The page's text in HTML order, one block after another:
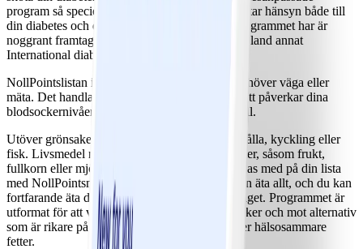
program så speciellt är vår NollPointslista, som tar hänsyn både till
din diabetes och dina unika kostpreferenser. Programmet har är
noggrant framtaget för diabetiker och stöds av bland annat
International diabetes federation.
NollPointslistan innehåller produkter du inte behöver väga eller
mäta. Det handlar om livsmedel som inte lika lätt påverkar dina
blodsockernivåer. Du kan äta dem så ofta du vill.
Utöver grönsaker kan din NollPointslista innehålla, kyckling eller
fisk. Livsmedel med en högre halt av kolhydrater, såsom frukt,
fullkorn eller mjölkprodukter, kommer inte finnas med på din lista
med NollPointsmat. Och det är okej. För du kan äta allt, och du kan
fortfarande äta dem genom att använda din budget. Programmet är
utformat för att vägleda dig bort från tillsatt socker och mot alternativ
som är rikare på fiber och protein och innehåller hälsosammare
fetter.